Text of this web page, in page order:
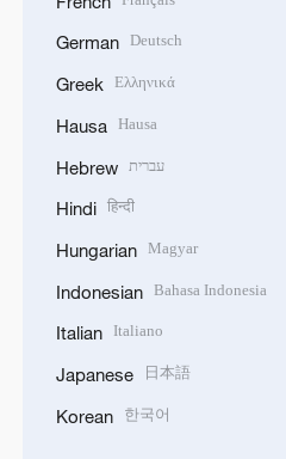
German Deutsch
Greek Ελληνικά
Hausa Hausa
Hebrew עברית
Hindi हिन्दी
Hungarian Magyar
Indonesian Bahasa Indonesia
Italian Italiano
Japanese 日本語
Korean 한국어